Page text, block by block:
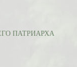
ПАТРИАРХА